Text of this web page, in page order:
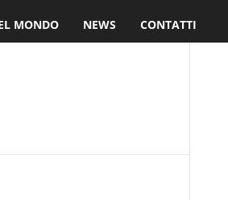
MONDO NEWS CONTATTI